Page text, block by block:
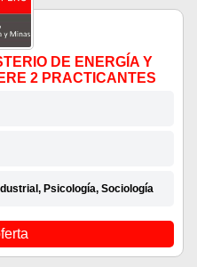
DE ENERGÍA Y
2 PRACTICANTES
Psicología, Sociología